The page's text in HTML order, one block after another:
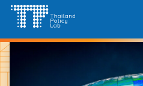
Skip
content
Search
for: